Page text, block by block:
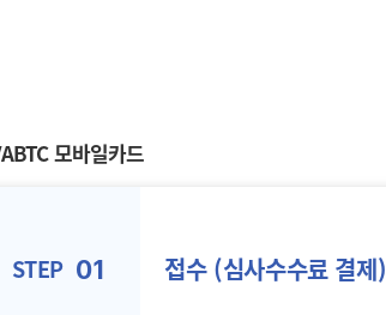
모바일카드
STEP 01 접수 (심사수수료 결제)